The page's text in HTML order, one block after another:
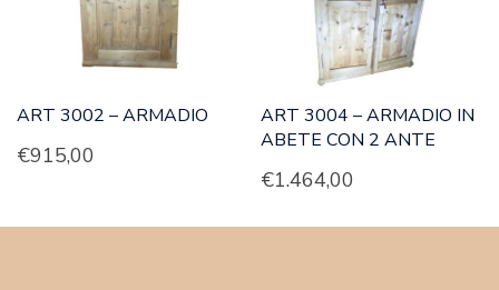
ART 3002 – ARMADIO
€915,00
ART 3004 – ARMADIO IN
ABETE CON 2 ANTE
€1.464,00